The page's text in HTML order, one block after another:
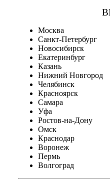
Москва
Санкт-Петербург
Новосибирск
Екатеринбург
Казань
Нижний Новгород
Челябинск
Красноярск
Самара
Уфа
Ростов-на-Дону
Омск
Краснодар
Воронеж
Пермь
Волгоград